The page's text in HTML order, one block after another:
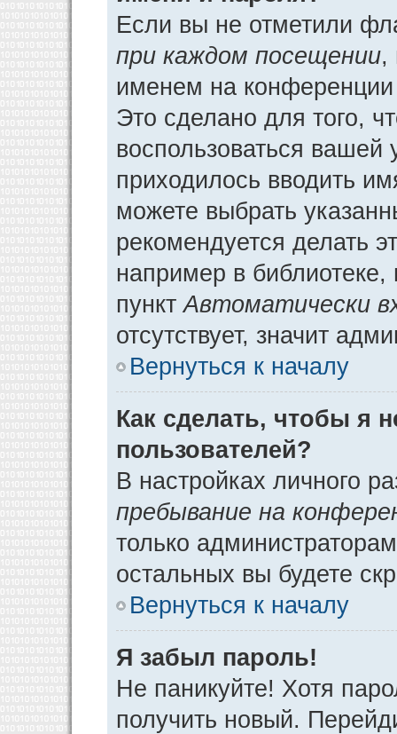
Если вы не отметили
при каждом посещении,
именем на конференции
Это сделано для того,
воспользоваться
приходилось вводить
можете выбрать
рекомендуется делать
например в библиотеке,
пунктАвтоматически
отсутствует, значит
Вернуться к началу
Как сделать, чтобы я
пользователей?
В настройках личного
пребывание на
только
остальных вы будете
Вернуться к началу
Я забыл пароль!
Не паникуйте! Хотя
получить новый.